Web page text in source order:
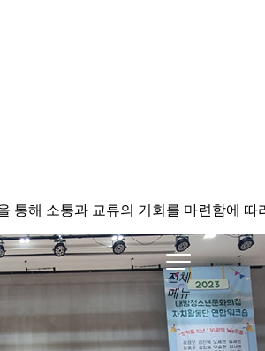
전체
메뉴
통해 소통과 교류의 기회를 마련함에